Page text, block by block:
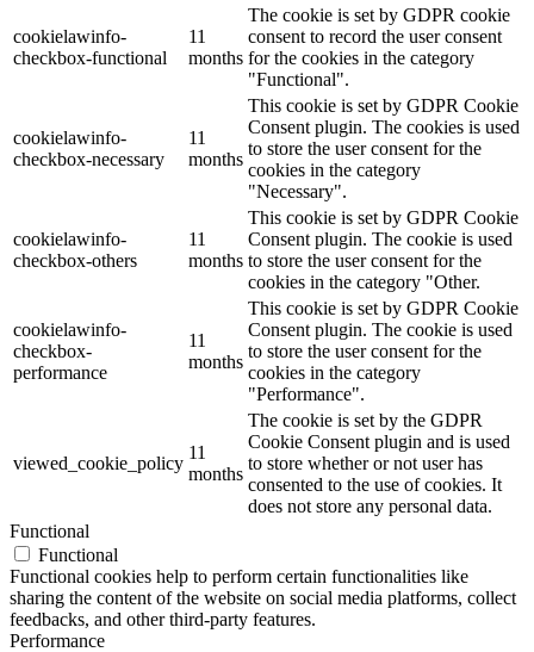
cookielawinfo-
checkbox-functional
11
months
The cookie is set by GDPR cookie
consent to record the user consent
for the cookies in the category
"Functional".
cookielawinfo-
checkbox-necessary
11
months
This cookie is set by GDPR Cookie
Consent plugin. The cookies is used
to store the user consent for the
cookies in the category
"Necessary".
cookielawinfo-
checkbox-others
11
months
This cookie is set by GDPR Cookie
Consent plugin. The cookie is used
to store the user consent for the
cookies in the category "Other.
cookielawinfo-
checkbox-
performance
11
months
This cookie is set by GDPR Cookie
Consent plugin. The cookie is used
to store the user consent for the
cookies in the category
"Performance".
viewed_cookie_policy
11
months
The cookie is set by the GDPR
Cookie Consent plugin and is used
to store whether or not user has
consented to the use of cookies. It
does not store any personal data.
Functional
Functional
Functional cookies help to perform certain functionalities like
sharing the content of the website on social media platforms, collect
feedbacks, and other third-party features.
Performance